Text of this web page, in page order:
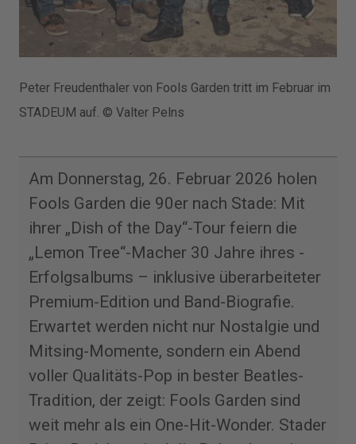
Peter Freudenthaler von Fools Garden tritt im Februar im
STADEUM auf. © Valter Pelns
Am Donnerstag, 26. Februar 2026 holen
Fools Garden die 90er nach Stade: Mit
ihrer „Dish of the Day“-Tour feiern die
„Lemon Tree“-Macher 30 Jahre ihres ­
Erfolgsalbums – inklusive überarbeiteter
Premium-Edition und Band-Biografie.
Erwartet werden nicht nur Nostalgie und
Mitsing-Momente, sondern ein Abend
voller Qualitäts-Pop in bester Beatles-
Tradition, der zeigt: Fools Garden sind
weit mehr als ein One-Hit-Wonder. Stader